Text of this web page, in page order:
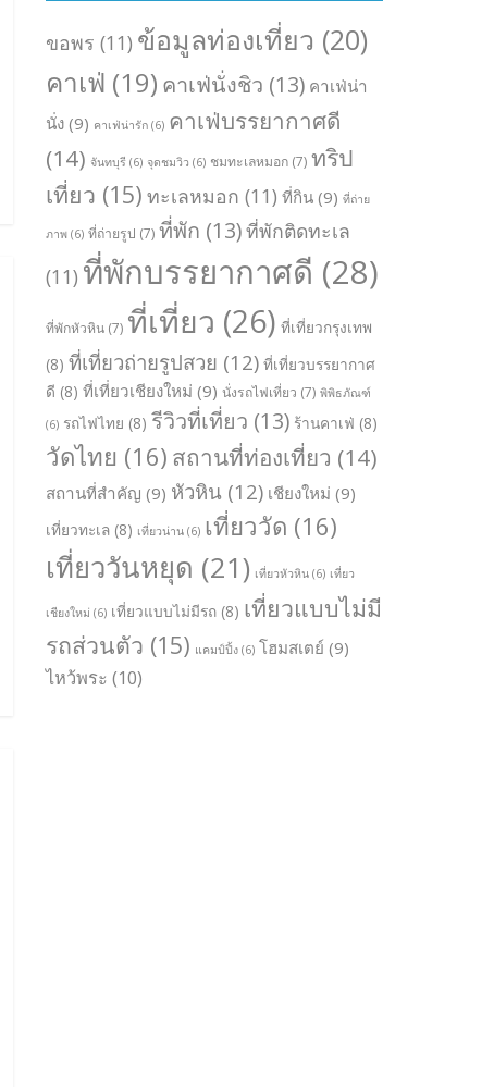
ขอพร (11) ข้อมูลท่องเที่ยว (20)
คาเฟ่ (19) คาเฟ่นั่งชิว (13) คาเฟ่น่า
นั่ง (9) คาเฟ่น่ารัก (6) คาเฟ่บรรยากาศดี
(14) จันทบุรี (6) จุดชมวิว (6) ชมทะเลหมอก (7) ทริป
เที่ยว (15) ทะเลหมอก (11) ที่กิน (9) ที่ถ่าย
ภาพ (6) ที่ถ่ายรูป (7) ที่พัก (13)ที่พักติดทะเล
(11) ที่พักบรรยากาศดี (28)
ที่พักหัวหิน (7) ที่เที่ยว (26) ที่เที่ยวกรุงเทพ
(8) ที่เที่ยวถ่ายรูปสวย (12) ที่เที่ยวบรรยากาศ
ดี (8) ที่เที่ยวเชียงใหม่ (9) นั่งรถไฟเที่ยว (7) พิพิธภัณฑ์
(6) รถไฟไทย (8) รีวิวที่เที่ยว (13) ร้านคาเฟ่ (8)
วัดไทย (16) สถานที่ท่องเที่ยว (14)
สถานที่สำคัญ (9) หัวหิน (12) เชียงใหม่ (9)
เที่ยวทะเล (8) เที่ยวน่าน (6) เที่ยววัด (16)
เที่ยววันหยุด (21) เที่ยวหัวหิน (6) เที่ยว
เชียงใหม่ (6) เที่ยวแบบไม่มีรถ (8) เที่ยวแบบไม่มี
รถส่วนตัว (15) แคมป์ปิ้ง (6) โฮมสเตย์ (9)
ไหว้พระ (10)